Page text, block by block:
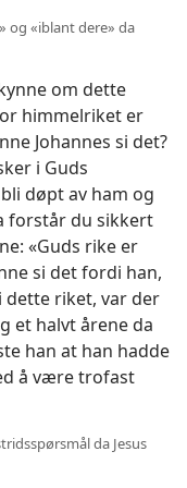
og «iblant dere» da
om dette
himmelriket er
Johannes si det?
i Guds
døpt av ham og
forstår du sikkert
«Guds rike er
si det fordi han,
dette riket, var der
et halvt årene da
han at han hadde
å være trofast
da Jesus